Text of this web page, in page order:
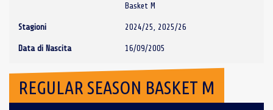
Basket M
Stagioni 2024/25, 2025/26
Data di Nascita 16/09/2005
REGULAR SEASON BASKET M